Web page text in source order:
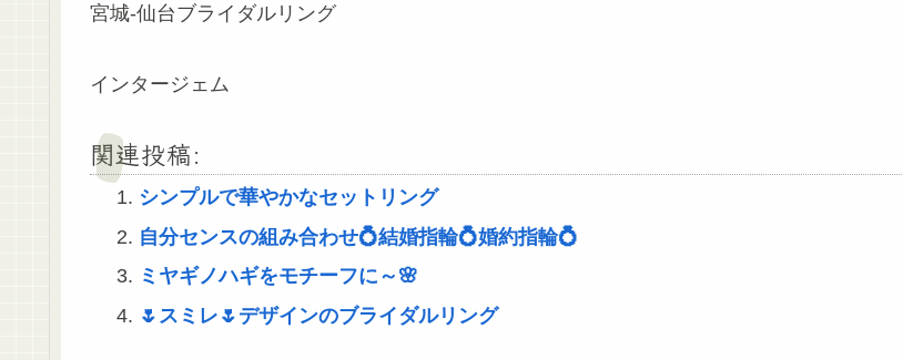
宮城-仙台ブライダルリング
インタージェム
関連投稿:
シンプルで華やかなセットリング
自分センスの組み合わせ💍結婚指輪💍婚約指輪💍
ミヤギノハギをモチーフに～🌸
🌷スミレ🌷デザインのブライダルリング